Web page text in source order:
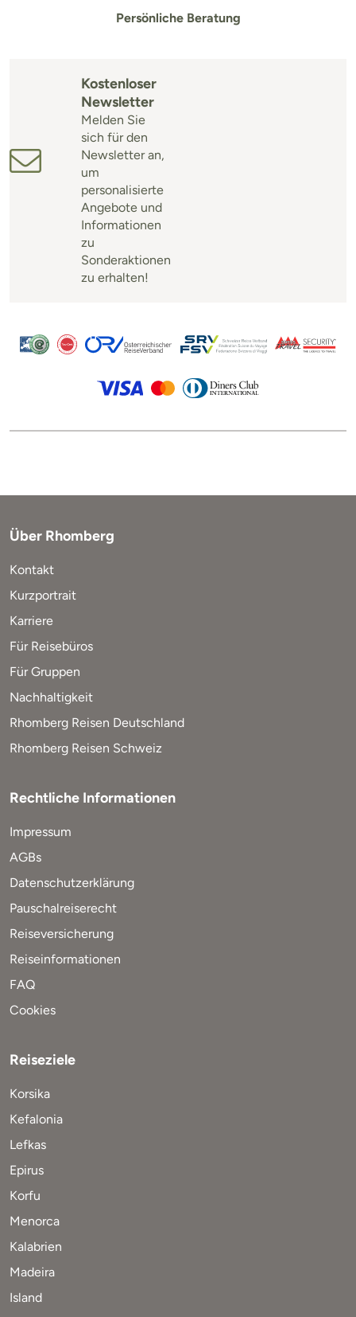
Persönliche Beratung
Kostenloser
Newsletter
Melden Sie
sich für den
Newsletter an,
um
personalisierte
Angebote und
Informationen
zu
Sonderaktionen
zu erhalten!
Über Rhomberg
Kontakt
Kurzportrait
Karriere
Für Reisebüros
Für Gruppen
Nachhaltigkeit
Rhomberg Reisen Deutschland
Rhomberg Reisen Schweiz
Rechtliche Informationen
Impressum
AGBs
Datenschutzerklärung
Pauschalreiserecht
Reiseversicherung
Reiseinformationen
FAQ
Cookies
Reiseziele
Korsika
Kefalonia
Lefkas
Epirus
Korfu
Menorca
Kalabrien
Madeira
Island